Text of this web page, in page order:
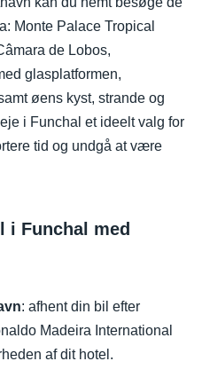
Monte Palace Tropical
de Lobos,
glasplatformen,
øens kyst, strande og
i Funchal et ideelt valg for
tid og undgå at være
i Funchal med
: afhent din bil efter
Madeira International
af dit hotel.